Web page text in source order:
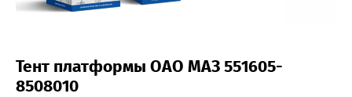
Тент платформы ОАО МАЗ 551605-
8508010